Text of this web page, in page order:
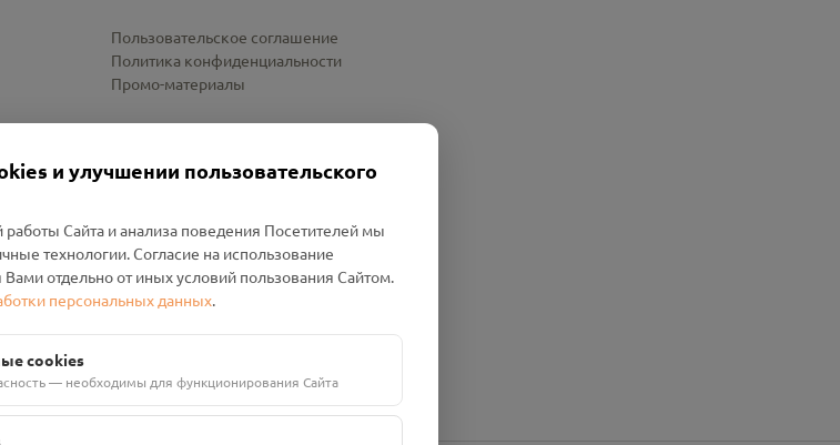
Пользовательское соглашение
Политика конфиденциальности
Промо-материалы
улица Западная, д. 26А, пом. 18
и улучшении пользовательского
Сайта и анализа поведения Посетителей мы
технологии. Согласие на использование
Вами отдельно от иных условий пользования Сайтом.
персональных данных.
cookies
— необходимы для функционирования Сайта